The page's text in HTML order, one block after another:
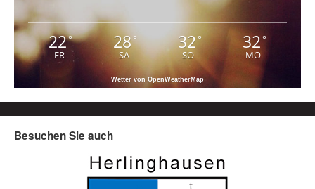
22°
FR
28°
SA
32°
SO
32°
MO
Wetter von OpenWeatherMap
Besuchen Sie auch